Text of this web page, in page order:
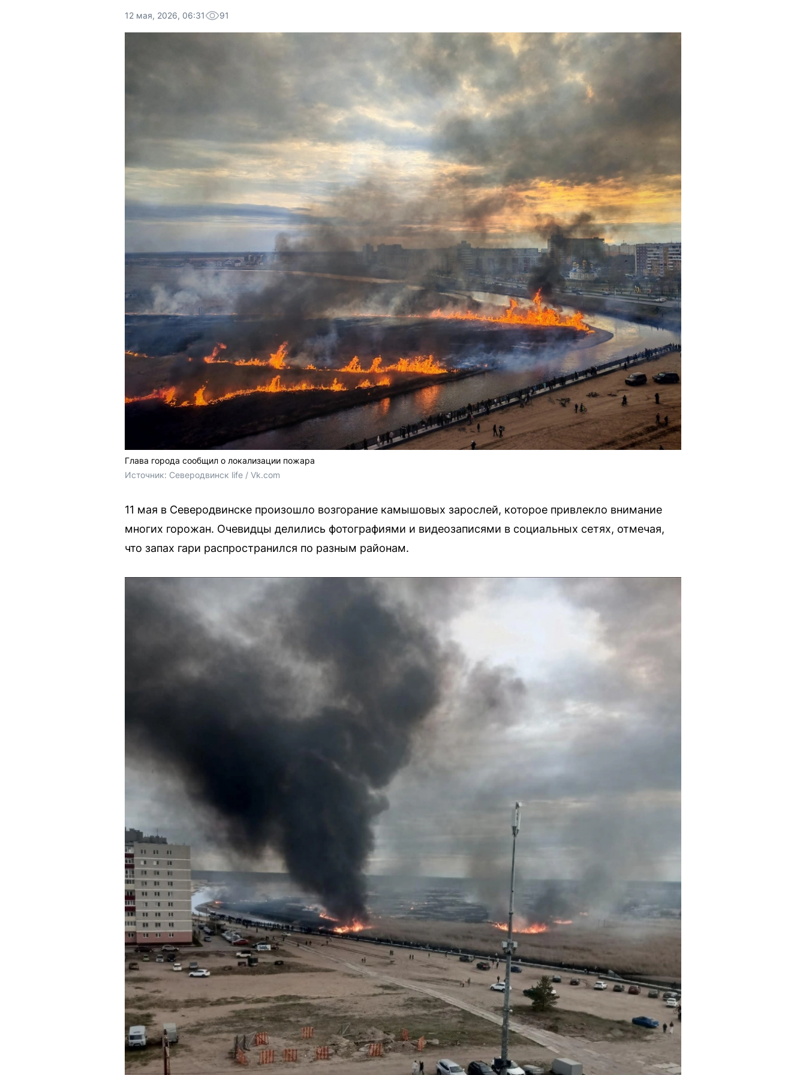
12 мая, 2026, 06:31 91
Глава города сообщил о локализации пожара
Источник: Северодвинск life / Vk.com
11 мая в Северодвинске произошло возгорание камышовых зарослей, которое привлекло внимание
многих горожан. Очевидцы делились фотографиями и видеозаписями в социальных сетях, отмечая,
что запах гари распространился по разным районам.